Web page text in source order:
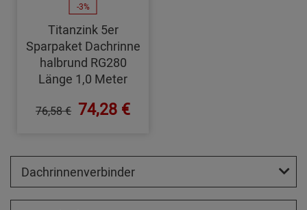
-3%
Titanzink 5er
Sparpaket Dachrinne
halbrund RG280
Länge 1,0 Meter
76,58 € 74,28 €
Dachrinnenverbinder